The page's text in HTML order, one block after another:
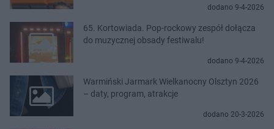
dodano 9-4-2026
65. Kortowiada. Pop-rockowy zespół dołącza
do muzycznej obsady festiwalu!
dodano 9-4-2026
Warmiński Jarmark Wielkanocny Olsztyn 2026
– daty, program, atrakcje
dodano 20-3-2026